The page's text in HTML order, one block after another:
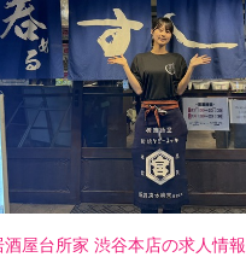
酒屋台所家 渋谷本店の求人情報